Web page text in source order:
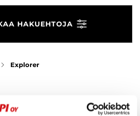
HAKUEHTOJA
Explorer
Suosikit